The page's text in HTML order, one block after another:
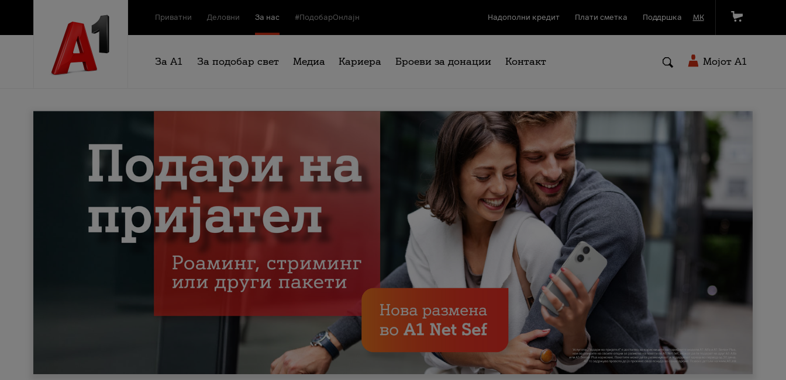
Приватни Деловни За нас #ПодобарОнлајн Надополни кредит Плати сметка Поддршка МК
За А1 За подобар свет Медиа Кариера Броеви за донации Контакт Мојот A1